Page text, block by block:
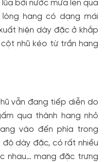
bởi nước mưa len qua
hang có dạng mái
hiện dày đặc ở khắp
nhũ kéo từ trần hang
vẫn đang tiếp diễn do
qua thành hang nhỏ
vào đến phía trong
dày đặc, có rất nhiều
nhau… mang đặc trưng
- nhận nhiều ưu
bằng
Đăng nhập Google